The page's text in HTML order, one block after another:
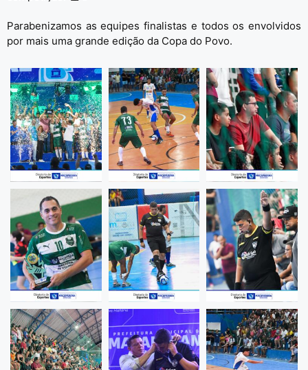
Parabenizamos as equipes finalistas e todos os envolvidos
por mais uma grande edição da Copa do Povo.